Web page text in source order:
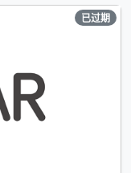
已过期